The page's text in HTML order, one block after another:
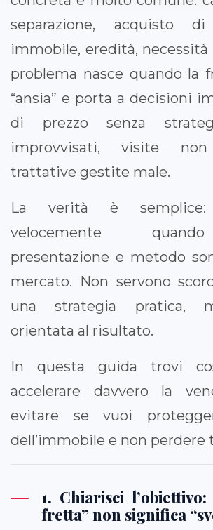
separazione, acquisto
immobile, eredità,
problema nasce quando la
“ansia” e porta a decisioni
di prezzo senza
improvvisati, visite non
trattative gestite male.
La verità è
velocemente
presentazione e metodo
mercato. Non servono
una strategia pratica,
orientata al risultato.
In questa guida trovi
accelerare davvero la
evitare se vuoi
dell’immobile e non perdere
1. Chiarisci
fretta” non significa